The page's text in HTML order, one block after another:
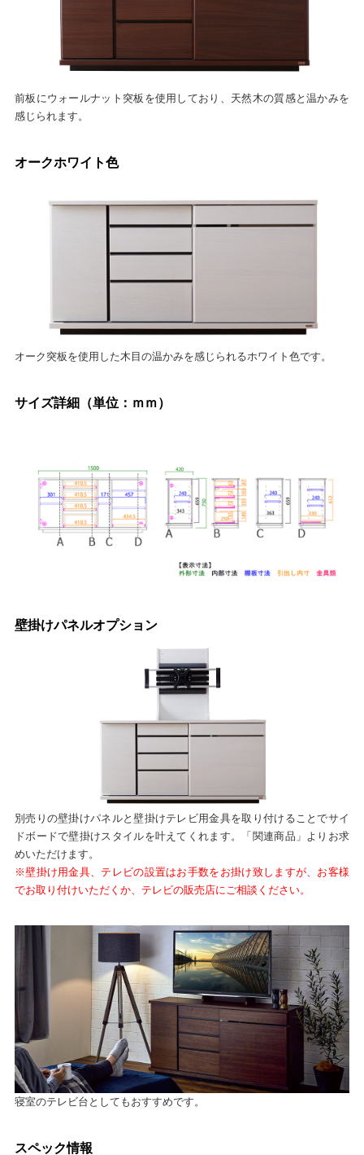
前板にウォールナット突板を使用しており、天然木の質感と温かみを
感じられます。
オークホワイト色
オーク突板を使用した木目の温かみを感じられるホワイト色です。
サイズ詳細（単位：ｍｍ）
壁掛けパネルオプション
別売りの壁掛けパネルと壁掛けテレビ用金具を取り付けることでサイ
ドボードで壁掛けスタイルを叶えてくれます。「関連商品」よりお求
めいただけます。
※壁掛け用金具、テレビの設置はお手数をお掛け致しますが、お客様
でお取り付けいただくか、テレビの販売店にご相談ください。
寝室のテレビ台としてもおすすめです。
スペック情報